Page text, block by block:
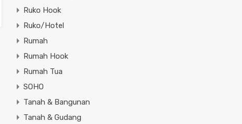
Ruko Hook
Ruko/Hotel
Rumah
Rumah Hook
Rumah Tua
SOHO
Tanah & Bangunan
Tanah & Gudang